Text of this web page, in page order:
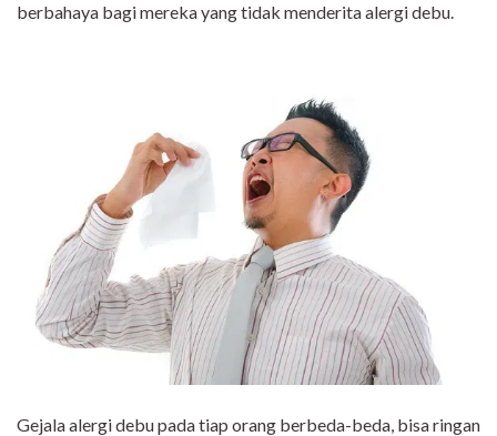
berbahaya bagi mereka yang tidak menderita alergi debu.
Gejala alergi debu pada tiap orang berbeda-beda, bisa ringan